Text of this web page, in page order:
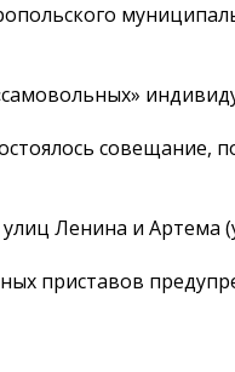
совещание,
Ленина и Артема
приставов